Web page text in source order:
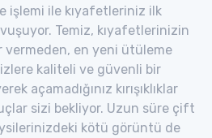
işlemi ile kıyafetleriniz ilk
Temiz, kıyafetlerinizin
vermeden, en yeni ütüleme
kaliteli ve güvenli bir
açamadığınız kırışıklıklar
sizi bekliyor. Uzun süre çift
kötü görüntü de